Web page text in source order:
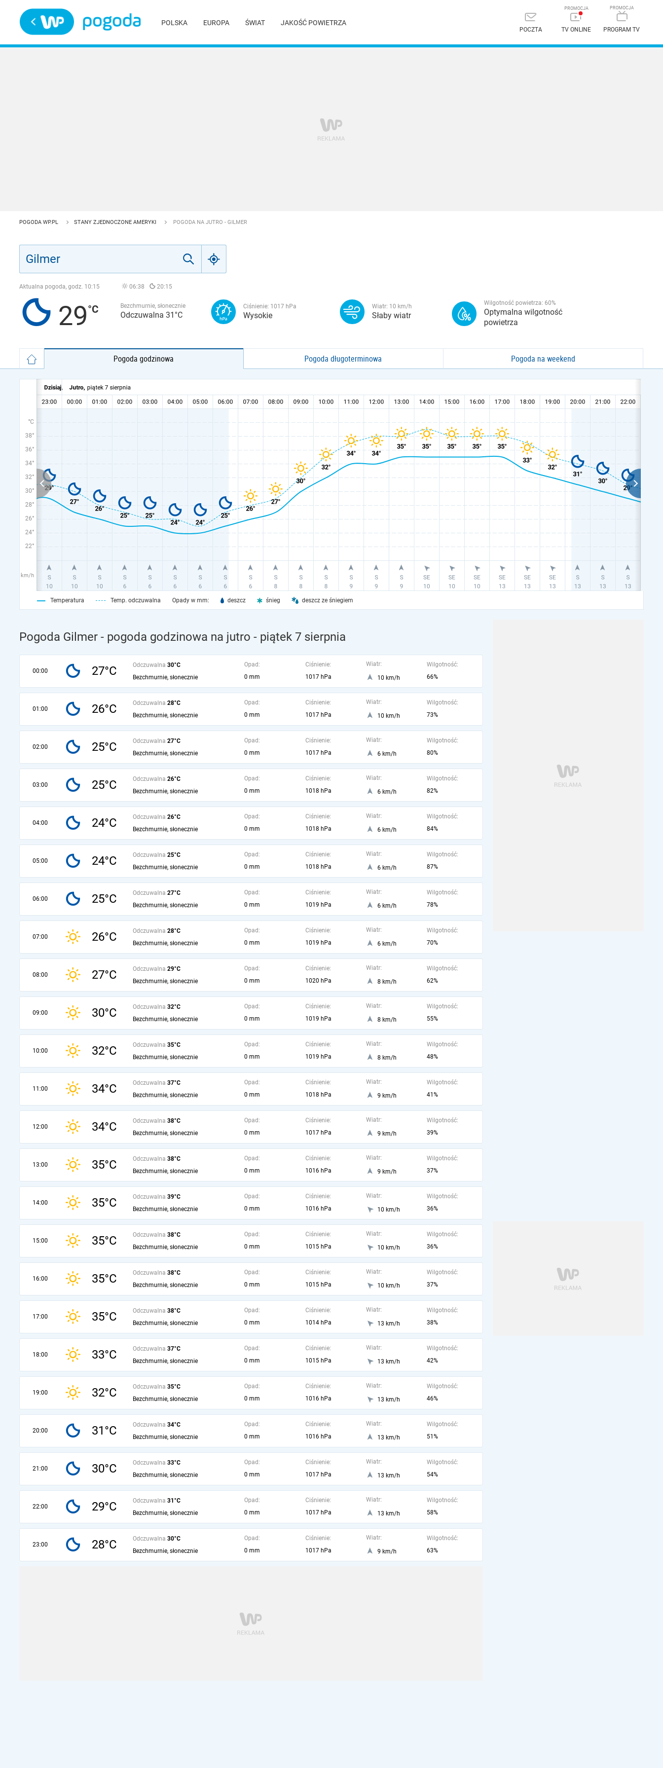
POLSKA EUROPA ŚWIAT JAKOŚĆ POWIETRZA
POCZTA TV ONLINE PROGRAM TV
POGODA WP.PL STANY ZJEDNOCZONE AMERYKI POGODA NA JUTRO - GILMER
Aktualna pogoda, godz. 10:15 06:38 20:15
29 Bezchmurnie, słonecznie
Odczuwalna 31°C
Ciśnienie: 1017 hPa
Wysokie
Wiatr: 10 km/h
Słaby wiatr
Wilgotność powietrza: 60%
Optymalna wilgotność
powietrza
Pogoda godzinowa Pogoda długoterminowa Pogoda na weekend
°C
38°
36°
34°
32°
30°
28°
26°
24°
22°
km/h
Temperatura Temp. odczuwalna Opady w mm: deszcz śnieg deszcz ze śniegiem
Pogoda Gilmer - pogoda godzinowa na jutro - piątek 7 sierpnia
00:00 27°C Odczuwalna 30°C
Bezchmurnie, słonecznie
Opad:
0 mm
Ciśnienie:
1017 hPa
Wiatr:
10 km/h
Wilgotność:
66%
01:00 26°C Odczuwalna 28°C
Bezchmurnie, słonecznie
Opad:
0 mm
Ciśnienie:
1017 hPa
Wiatr:
10 km/h
Wilgotność:
73%
02:00 25°C Odczuwalna 27°C
Bezchmurnie, słonecznie
Opad:
0 mm
Ciśnienie:
1017 hPa
Wiatr:
6 km/h
Wilgotność:
80%
03:00 25°C Odczuwalna 26°C
Bezchmurnie, słonecznie
Opad:
0 mm
Ciśnienie:
1018 hPa
Wiatr:
6 km/h
Wilgotność:
82%
04:00 24°C Odczuwalna 26°C
Bezchmurnie, słonecznie
Opad:
0 mm
Ciśnienie:
1018 hPa
Wiatr:
6 km/h
Wilgotność:
84%
05:00 24°C Odczuwalna 25°C
Bezchmurnie, słonecznie
Opad:
0 mm
Ciśnienie:
1018 hPa
Wiatr:
6 km/h
Wilgotność:
87%
06:00 25°C Odczuwalna 27°C
Bezchmurnie, słonecznie
Opad:
0 mm
Ciśnienie:
1019 hPa
Wiatr:
6 km/h
Wilgotność:
78%
07:00 26°C Odczuwalna 28°C
Bezchmurnie, słonecznie
Opad:
0 mm
Ciśnienie:
1019 hPa
Wiatr:
6 km/h
Wilgotność:
70%
08:00 27°C Odczuwalna 29°C
Bezchmurnie, słonecznie
Opad:
0 mm
Ciśnienie:
1020 hPa
Wiatr:
8 km/h
Wilgotność:
62%
09:00 30°C Odczuwalna 32°C
Bezchmurnie, słonecznie
Opad:
0 mm
Ciśnienie:
1019 hPa
Wiatr:
8 km/h
Wilgotność:
55%
10:00 32°C Odczuwalna 35°C
Bezchmurnie, słonecznie
Opad:
0 mm
Ciśnienie:
1019 hPa
Wiatr:
8 km/h
Wilgotność:
48%
11:00 34°C Odczuwalna 37°C
Bezchmurnie, słonecznie
Opad:
0 mm
Ciśnienie:
1018 hPa
Wiatr:
9 km/h
Wilgotność:
41%
12:00 34°C Odczuwalna 38°C
Bezchmurnie, słonecznie
Opad:
0 mm
Ciśnienie:
1017 hPa
Wiatr:
9 km/h
Wilgotność:
39%
13:00 35°C Odczuwalna 38°C
Bezchmurnie, słonecznie
Opad:
0 mm
Ciśnienie:
1016 hPa
Wiatr:
9 km/h
Wilgotność:
37%
14:00 35°C Odczuwalna 39°C
Bezchmurnie, słonecznie
Opad:
0 mm
Ciśnienie:
1016 hPa
Wiatr:
10 km/h
Wilgotność:
36%
15:00 35°C Odczuwalna 38°C
Bezchmurnie, słonecznie
Opad:
0 mm
Ciśnienie:
1015 hPa
Wiatr:
10 km/h
Wilgotność:
36%
16:00 35°C Odczuwalna 38°C
Bezchmurnie, słonecznie
Opad:
0 mm
Ciśnienie:
1015 hPa
Wiatr:
10 km/h
Wilgotność:
37%
17:00 35°C Odczuwalna 38°C
Bezchmurnie, słonecznie
Opad:
0 mm
Ciśnienie:
1014 hPa
Wiatr:
13 km/h
Wilgotność:
38%
18:00 33°C Odczuwalna 37°C
Bezchmurnie, słonecznie
Opad:
0 mm
Ciśnienie:
1015 hPa
Wiatr:
13 km/h
Wilgotność:
42%
19:00 32°C Odczuwalna 35°C
Bezchmurnie, słonecznie
Opad:
0 mm
Ciśnienie:
1016 hPa
Wiatr:
13 km/h
Wilgotność:
46%
20:00 31°C Odczuwalna 34°C
Bezchmurnie, słonecznie
Opad:
0 mm
Ciśnienie:
1016 hPa
Wiatr:
13 km/h
Wilgotność:
51%
21:00 30°C Odczuwalna 33°C
Bezchmurnie, słonecznie
Opad:
0 mm
Ciśnienie:
1017 hPa
Wiatr:
13 km/h
Wilgotność:
54%
22:00 29°C Odczuwalna 31°C
Bezchmurnie, słonecznie
Opad:
0 mm
Ciśnienie:
1017 hPa
Wiatr:
13 km/h
Wilgotność:
58%
23:00 28°C Odczuwalna 30°C
Bezchmurnie, słonecznie
Opad:
0 mm
Ciśnienie:
1017 hPa
Wiatr:
9 km/h
Wilgotność:
63%